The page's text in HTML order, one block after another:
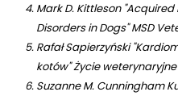
Mark D. Kittleson
Disorders in Dogs" MSD
Rafał Sapierzyński
kotów" Życie weterynaryjne
Suzanne M. Cunningham